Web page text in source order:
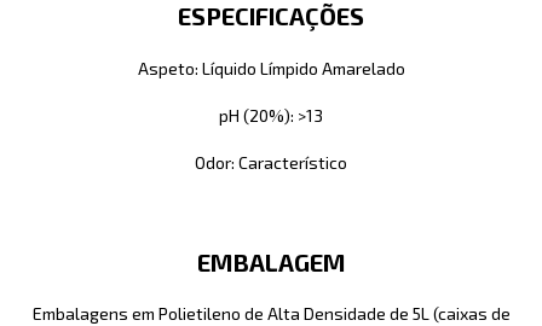
ESPECIFICAÇÕES
Aspeto: Líquido Límpido Amarelado
pH (20%): >13
Odor: Característico
EMBALAGEM
Embalagens em Polietileno de Alta Densidade de 5L (caixas de